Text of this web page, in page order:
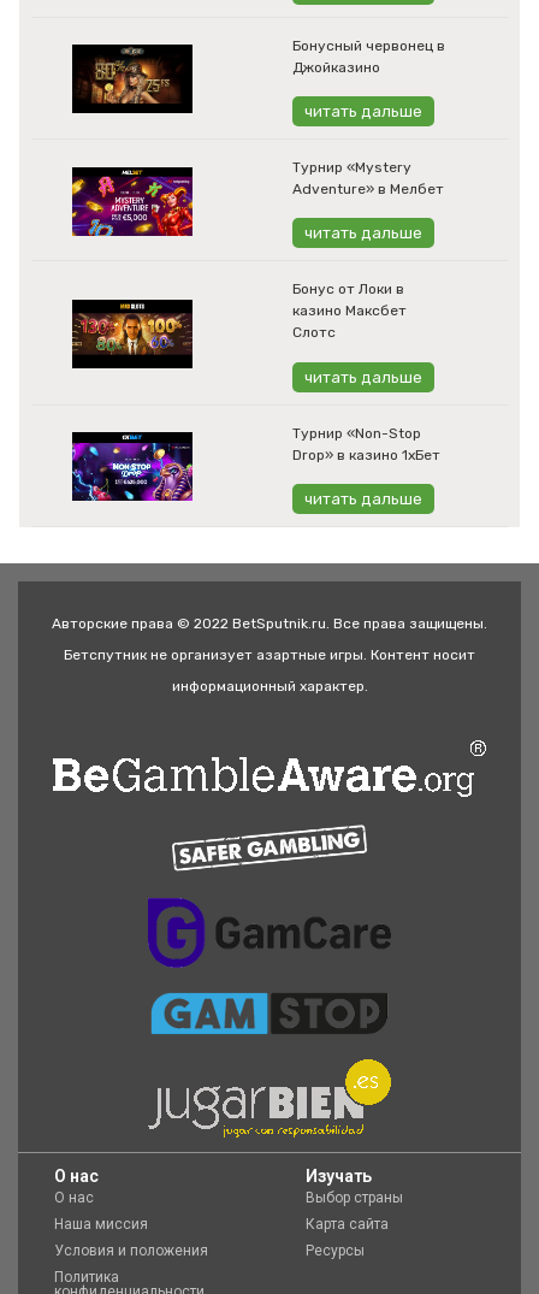
Бонусный червонец в
Джойказино
читать дальше
Турнир «Mystery
Adventure» в Мелбет
читать дальше
Бонус от Локи в
казино Максбет
Слотс
читать дальше
Турнир «Non-Stop
Drop» в казино 1хБет
читать дальше
Авторские права © 2022 BetSputnik.ru. Все права защищены.
Бетспутник не организует азартные игры. Контент носит
информационный характер.
O нас
О нас
Наша миссия
Условия и положения
Политика
Изучать
Выбор страны
Карта сайта
Ресурсы